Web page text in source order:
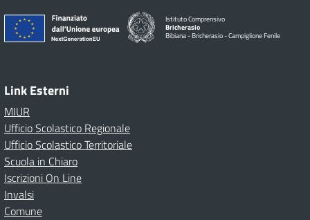
Istituto Comprensivo
Bricherasio
Bibiana - Bricherasio - Campiglione Fenile
Link Esterni
MIUR
Ufficio Scolastico Regionale
Ufficio Scolastico Territoriale
Scuola in Chiaro
Iscrizioni On Line
Invalsi
Comune